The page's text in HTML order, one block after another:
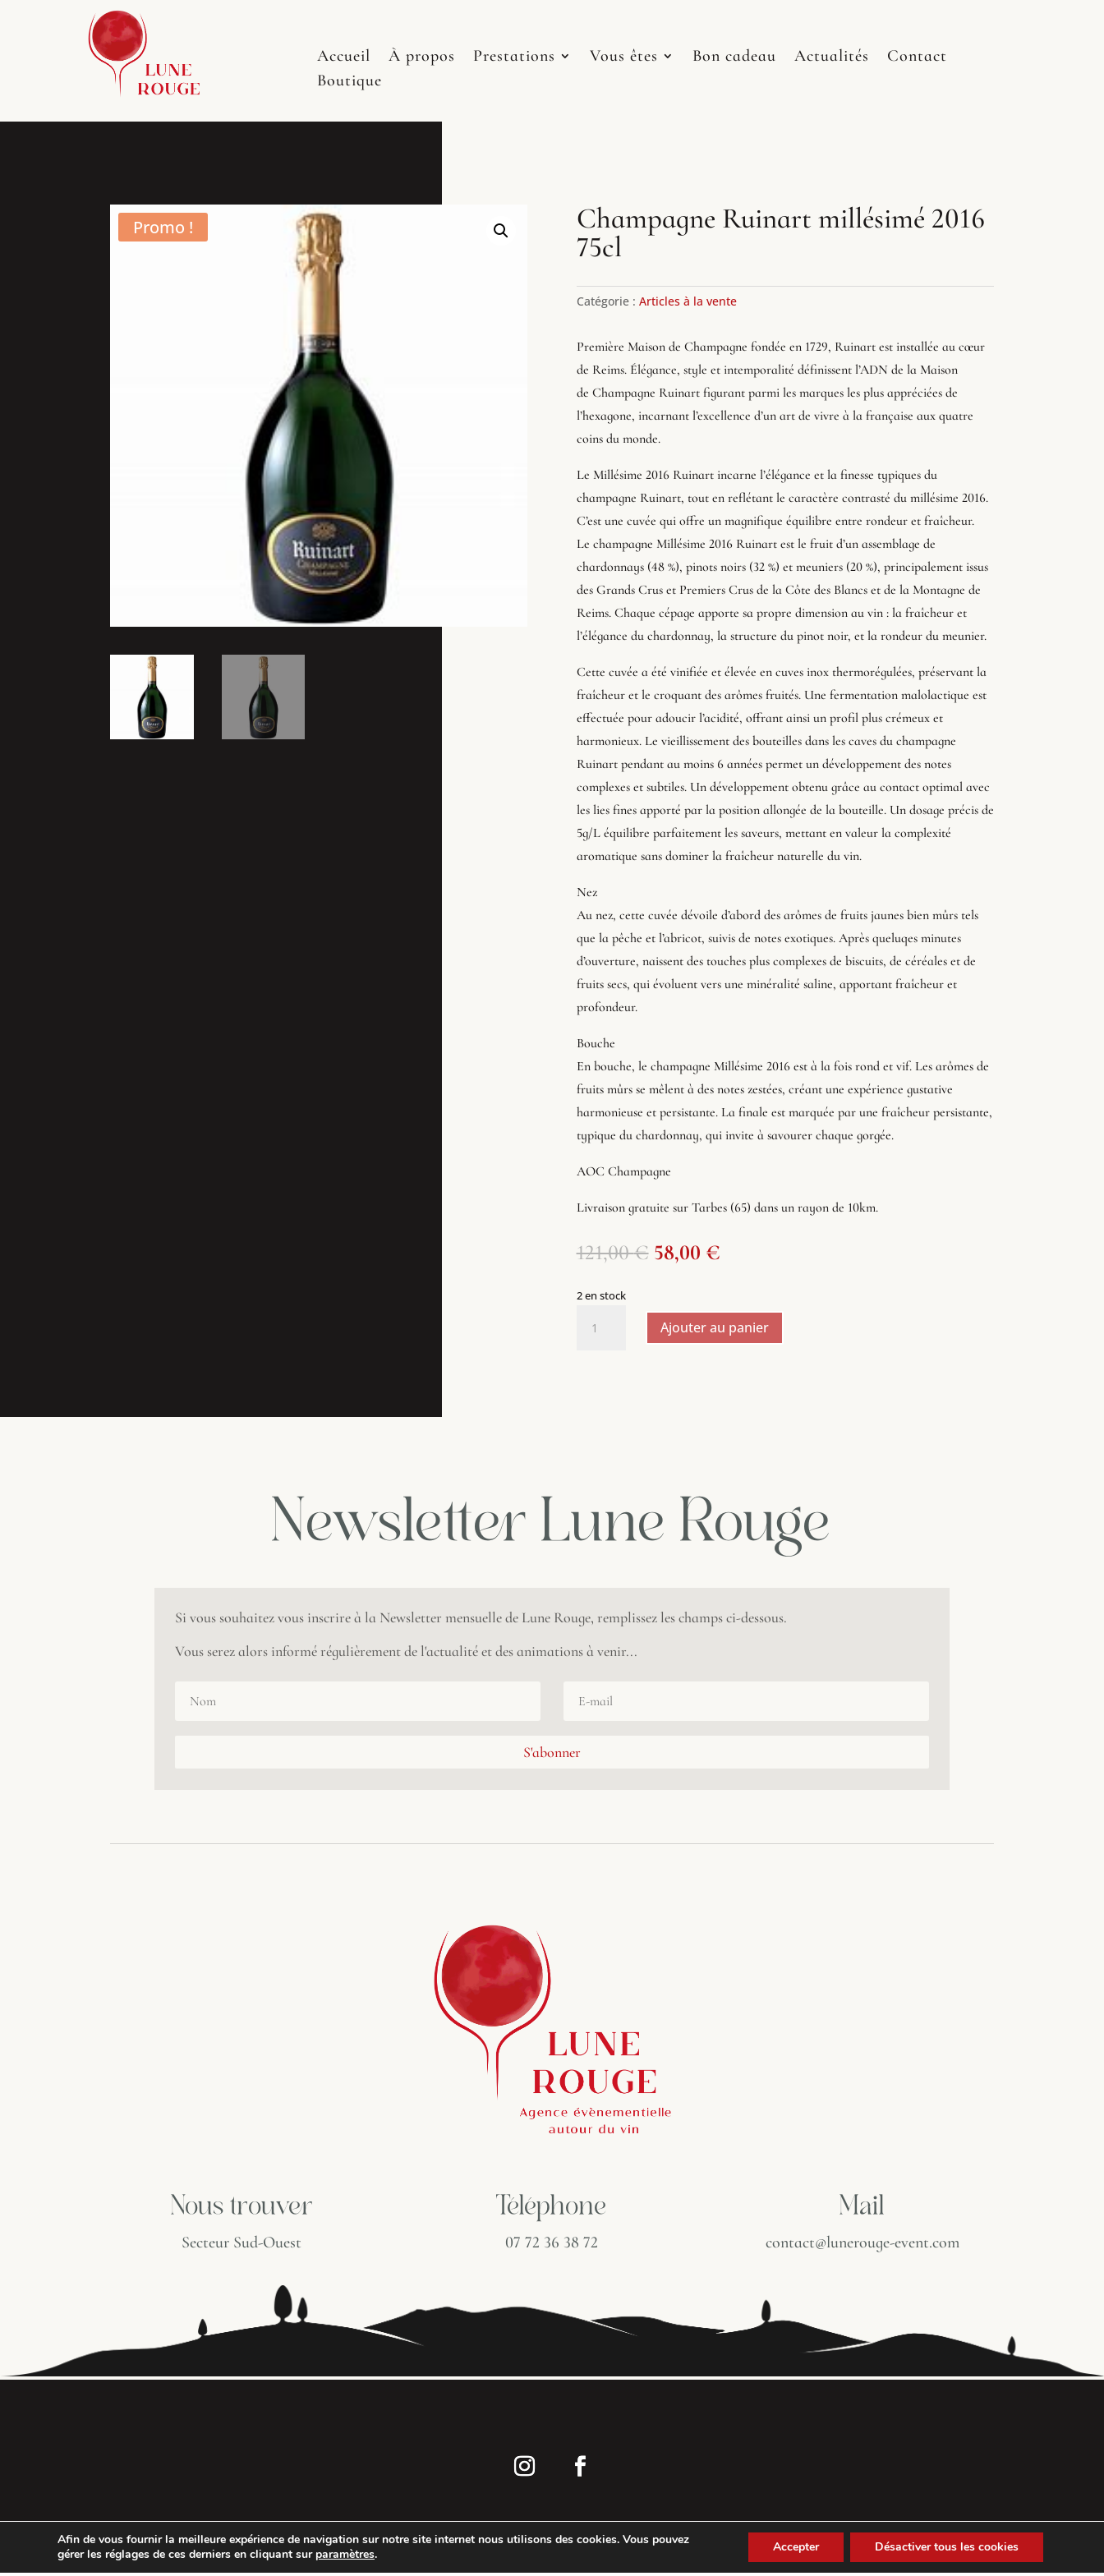
Accueil À propos Prestations Vous êtes Bon cadeau Actualités
Contact
Boutique
Promo !
Champagne Ruinart millésimé 2016
75cl
Catégorie : Articles à la vente
Première Maison de Champagne fondée en 1729, Ruinart est installée au cœur
de Reims. Élégance, style et intemporalité définissent l’ADN de la Maison
de Champagne Ruinart figurant parmi les marques les plus appréciées de
l’hexagone, incarnant l’excellence d’un art de vivre à la française aux quatre
coins du monde.
Le Millésime 2016 Ruinart incarne l’élégance et la finesse typiques du
champagne Ruinart, tout en reflétant le caractère contrasté du millésime 2016.
C’est une cuvée qui offre un magnifique équilibre entre rondeur et fraîcheur.
Le champagne Millésime 2016 Ruinart est le fruit d’un assemblage de
chardonnays (48 %), pinots noirs (32 %) et meuniers (20 %), principalement issus
des Grands Crus et Premiers Crus de la Côte des Blancs et de la Montagne de
Reims. Chaque cépage apporte sa propre dimension au vin : la fraîcheur et
l’élégance du chardonnay, la structure du pinot noir, et la rondeur du meunier.
Cette cuvée a été vinifiée et élevée en cuves inox thermorégulées, préservant la
fraîcheur et le croquant des arômes fruités. Une fermentation malolactique est
effectuée pour adoucir l’acidité, offrant ainsi un profil plus crémeux et
harmonieux. Le vieillissement des bouteilles dans les caves du champagne
Ruinart pendant au moins 6 années permet un développement des notes
complexes et subtiles. Un développement obtenu grâce au contact optimal avec
les lies fines apporté par la position allongée de la bouteille. Un dosage précis de
5g/L équilibre parfaitement les saveurs, mettant en valeur la complexité
aromatique sans dominer la fraîcheur naturelle du vin.
Nez
Au nez, cette cuvée dévoile d’abord des arômes de fruits jaunes bien mûrs tels
que la pêche et l’abricot, suivis de notes exotiques. Après queluqes minutes
d’ouverture, naissent des touches plus complexes de biscuits, de céréales et de
fruits secs, qui évoluent vers une minéralité saline, apportant fraîcheur et
profondeur.
Bouche
En bouche, le champagne Millésime 2016 est à la fois rond et vif. Les arômes de
fruits mûrs se mêlent à des notes zestées, créant une expérience gustative
harmonieuse et persistante. La finale est marquée par une fraîcheur persistante,
typique du chardonnay, qui invite à savourer chaque gorgée.
AOC Champagne
Livraison gratuite sur Tarbes (65) dans un rayon de 10km.
121,00€ Le
prix
était :
121,00 €.
58,00 €Le
est :
58,00 €.
2 en stock
Ajouter au panier
Newsletter Lune Rouge
Si vous souhaitez vous inscrire à la Newsletter mensuelle de Lune Rouge, remplissez les champs ci-dessous.
Vous serez alors informé régulièrement de l'actualité et des animations à venir...
S'abonner
Nous trouver
Secteur Sud-Ouest
Téléphone
07 72 36 38 72
Mail
contact@lunerouge-event.com
Afin de vous fournir la meilleure expérience de navigation sur notre site internet nous utilisons des cookies. Vous pouvez
gérer les réglages de ces derniers en cliquant sur paramètres. Accepter Désactiver tous les cookies